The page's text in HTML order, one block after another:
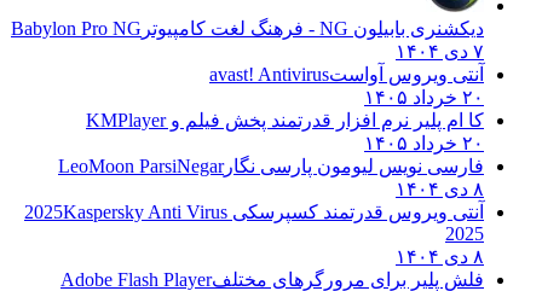
دیکشنری بابیلون NG - فرهنگ لغت کامپیوتر
Babylon Pro NG
۷ دی ۱۴۰۴
آنتی ویروس آواستavast! Antivirus
۲۰ خرداد ۱۴۰۵
کا ام پلیر نرم افزار قدرتمند پخش فیلم وKMPlayer
۲۰ خرداد ۱۴۰۵
فارسی نویس لیومون پارسی نگارLeoMoon ParsiNegar
۸ دی ۱۴۰۴
آنتی ویروس قدرتمند کسپرسکی 2025 Kaspersky Anti Virus
2025
۸ دی ۱۴۰۴
فلش پلیر برای مرورگرهای مختلفAdobe Flash Player